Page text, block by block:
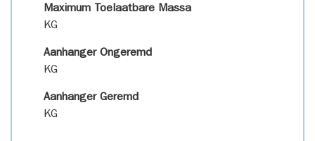
Maximum Toelaatbare Massa
KG
Aanhanger Ongeremd
KG
Aanhanger Geremd
KG